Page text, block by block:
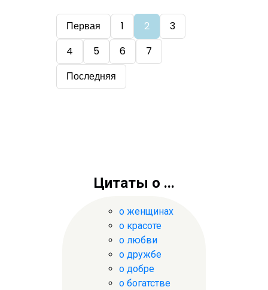
Первая 1 2
3
4
5 6
7
Последняя
Цитаты о ...
о женщинах
о красоте
о любви
о дружбе
о добре
о богатстве